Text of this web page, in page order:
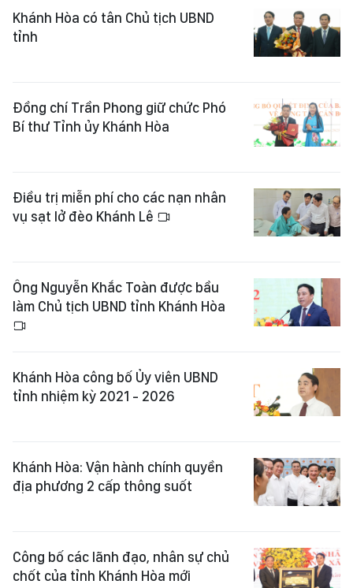
Khánh Hòa có tân Chủ tịch UBND
tỉnh
Đồng chí Trần Phong giữ chức Phó
Bí thư Tỉnh ủy Khánh Hòa
Điều trị miễn phí cho các nạn nhân
vụ sạt lở đèo Khánh Lê
Ông Nguyễn Khắc Toàn được bầu
làm Chủ tịch UBND tỉnh Khánh Hòa
Khánh Hòa công bố Ủy viên UBND
tỉnh nhiệm kỳ 2021 - 2026
Khánh Hòa: Vận hành chính quyền
địa phương 2 cấp thông suốt
Công bố các lãnh đạo, nhân sự chủ
chốt của tỉnh Khánh Hòa mới